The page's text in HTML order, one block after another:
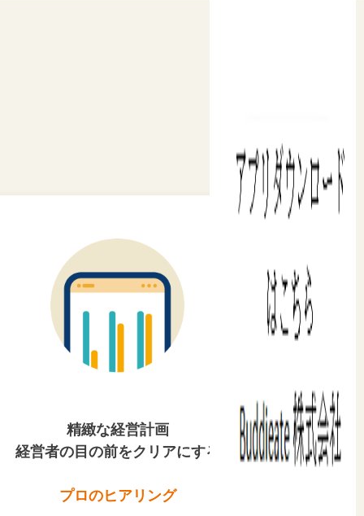
精緻な経営計画
経営者の目の前をクリアにする
プロのヒアリング